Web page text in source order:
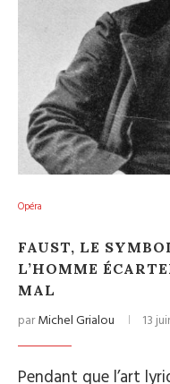
Opéra
FAUST, LE
L’HOMME
MAL
parMichel Grialou 13
Pendant que l’art